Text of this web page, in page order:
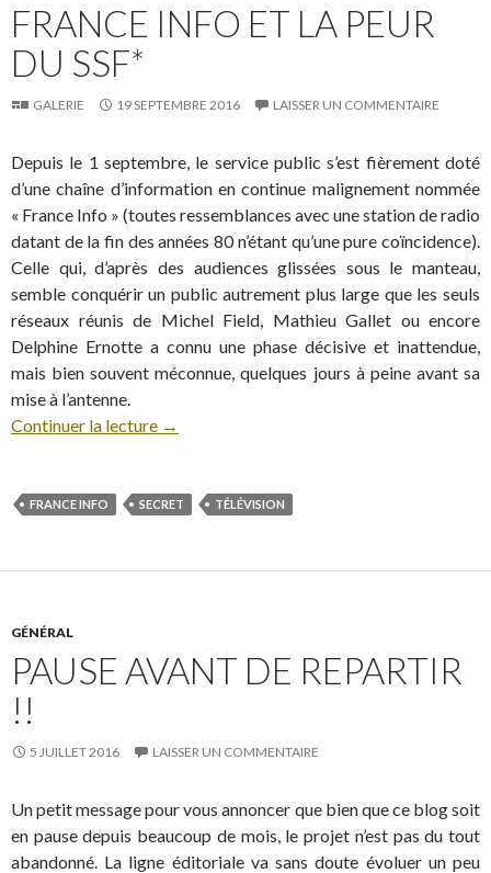
FRANCE INFO ET LA PEUR
DU SSF*
GALERIE 19 SEPTEMBRE 2016 LAISSER UN COMMENTAIRE
Depuis le 1 septembre, le service public s’est fièrement doté
d’une chaîne d’information en continue malignement nommée
« France Info » (toutes ressemblances avec une station de radio
datant de la fin des années 80 n’étant qu’une pure coïncidence).
Celle qui, d’après des audiences glissées sous le manteau,
semble conquérir un public autrement plus large que les seuls
réseaux réunis de Michel Field, Mathieu Gallet ou encore
Delphine Ernotte a connu une phase décisive et inattendue,
mais bien souvent méconnue, quelques jours à peine avant sa
mise à l’antenne.
Continuer la lecture →
FRANCE INFO SECRET TÉLÉVISION
GÉNÉRAL
PAUSE AVANT DE REPARTIR
!!
5 JUILLET 2016 LAISSER UN COMMENTAIRE
Un petit message pour vous annoncer que bien que ce blog soit
en pause depuis beaucoup de mois, le projet n’est pas du tout
abandonné. La ligne éditoriale va sans doute évoluer un peu